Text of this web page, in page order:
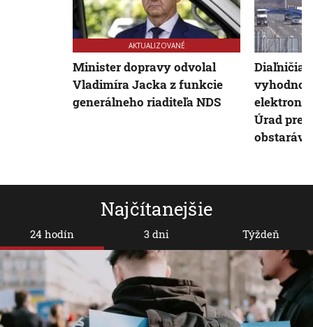
Najčítanejšie
24 hodín 3 dni Týždeň
AKTUALIZOVANÉ
Minister dopravy odvolal
Vladimíra Jacka z funkcie
generálneho riaditeľa NDS
Úrad pre